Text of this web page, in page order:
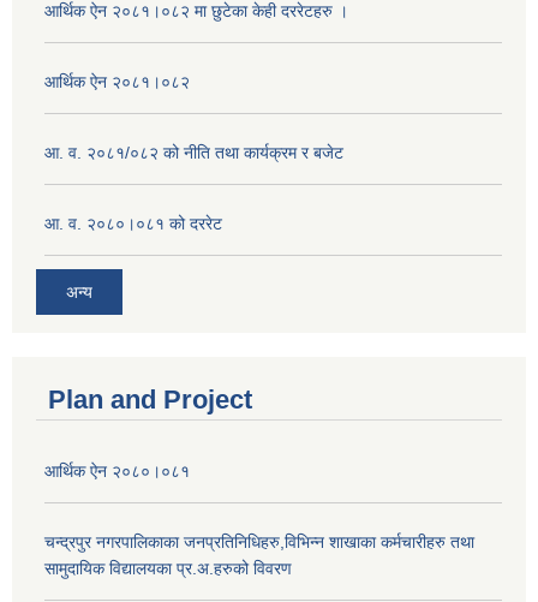
आर्थिक ऐन २०८१।०८२ मा छुटेका केही दररेटहरु ।
आर्थिक ऐन २०८१।०८२
आ. व. २०८१/०८२ को नीति तथा कार्यक्रम र बजेट
आ. व. २०८०।०८१ को दररेट
अन्य
Plan and Project
आर्थिक ऐन २०८०।०८१
चन्द्रपुर नगरपालिकाका जनप्रतिनिधिहरु,विभिन्न शाखाका कर्मचारीहरु तथा
सामुदायिक विद्यालयका प्र.अ.हरुको विवरण